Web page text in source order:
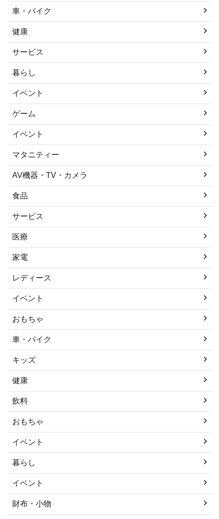
車・バイク
健康
サービス
暮らし
イベント
ゲーム
イベント
マタニティー
AV機器・TV・カメラ
食品
サービス
医療
家電
レディース
イベント
おもちゃ
車・バイク
キッズ
健康
飲料
おもちゃ
イベント
暮らし
イベント
財布・小物